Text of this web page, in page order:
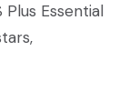
Plus Essential